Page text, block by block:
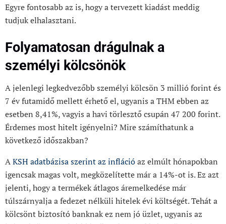
Egyre fontosabb az is, hogy a tervezett kiadást meddig
tudjuk elhalasztani.
Folyamatosan drágulnak a
személyi kölcsönök
A jelenlegi legkedvezőbb személyi kölcsön 3 millió forint és
7 év futamidő mellett érhető el, ugyanis a THM ebben az
esetben 8,41%, vagyis a havi törlesztő csupán 47 200 forint.
Érdemes most hitelt igényelni? Mire számíthatunk a
következő időszakban?
AKSH adatbázisa szerint az inflációaz elmúlt hónapokban
igencsak magas volt, megközelítette már a 14%-ot is. Ez azt
jelenti, hogy a termékek átlagos áremelkedése már
túlszárnyalja a fedezet nélküli hitelek évi költségét. Tehát a
kölcsönt biztosító banknak ez nem jó üzlet, ugyanis az